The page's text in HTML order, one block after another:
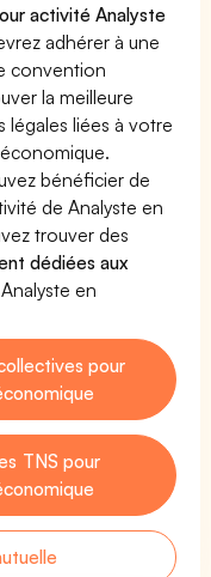
activité Analyste
adhérer à une
convention
la meilleure
légales liées à votre
bénéficier de
de Analyste en
trouver des
dédiées aux
en
pour
TNS pour